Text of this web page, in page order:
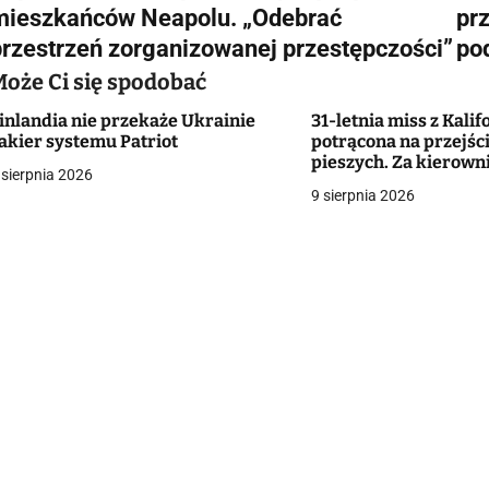
Neapolu. „Odebrać
zorganizowanej przestępczości”
Ci się spodobać
nie przekaże Ukrainie
systemu Patriot
2026
31-letnia miss z
potrącona na
pieszych. Za
[VIDEO]
9 sierpnia 2026